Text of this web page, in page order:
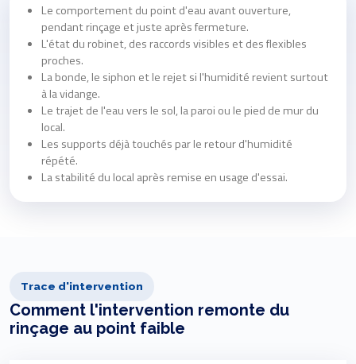
Le comportement du point d'eau avant ouverture,
pendant rinçage et juste après fermeture.
L'état du robinet, des raccords visibles et des flexibles
proches.
La bonde, le siphon et le rejet si l'humidité revient surtout
à la vidange.
Le trajet de l'eau vers le sol, la paroi ou le pied de mur du
local.
Les supports déjà touchés par le retour d'humidité
répété.
La stabilité du local après remise en usage d'essai.
Trace d'intervention
Comment l'intervention remonte du
rinçage au point faible